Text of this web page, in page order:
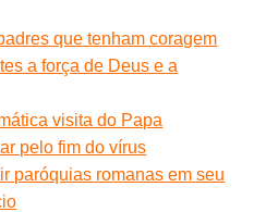
que tenham coragem
a força de Deus e a
visita do Papa
pelo fim do vírus
paróquias romanas em seu